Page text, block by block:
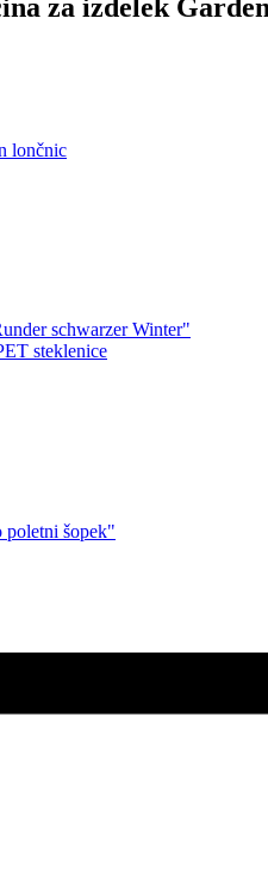
za izdelek
lončnic
schwarzer Winter"
steklenice
poletni šopek"